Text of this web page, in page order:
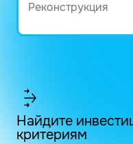
Найдите
критериям